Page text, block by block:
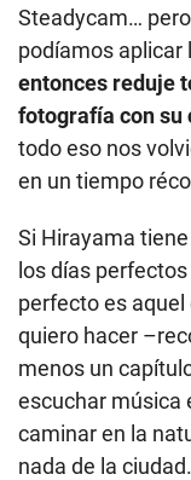
Steadycam…
podíamos aplicar
entonces reduje
fotografía con su
todo eso nos
en un tiempo
Si Hirayama
los días perfectos
perfecto es aquel
quiero hacer
menos un
escuchar música
caminar en la
nada de la